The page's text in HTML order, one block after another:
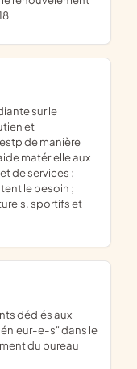
et
de manière
matérielle aux
de services ;
le besoin ;
sportifs et
e-s" dans le
du bureau